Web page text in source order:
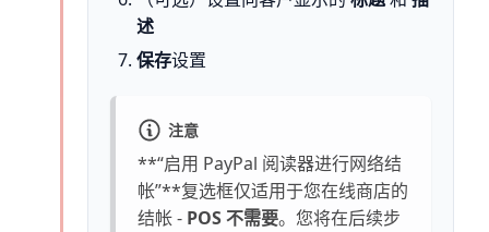
述
保存设置
注意
**“启用 PayPal 阅读器进行网络结
帐”**复选框仅适用于您在线商店的
结帐 - POS 不需要。您将在后续步